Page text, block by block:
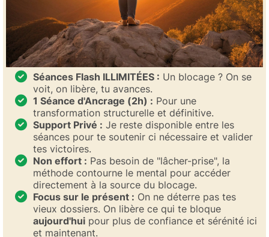
Séances Flash ILLIMITÉES : Un blocage ? On se
voit, on libère, tu avances.
1 Séance d'Ancrage (2h) : Pour une
transformation structurelle et définitive.
Support Privé : Je reste disponible entre les
séances pour te soutenir ci nécessaire et valider
tes victoires.
Non effort : Pas besoin de "lâcher-prise", la
méthode contourne le mental pour accéder
directement à la source du blocage.
Focus sur le présent : On ne déterre pas tes
vieux dossiers. On libère ce qui te bloque
aujourd'hui pour plus de confiance et sérénité ici
et maintenant.